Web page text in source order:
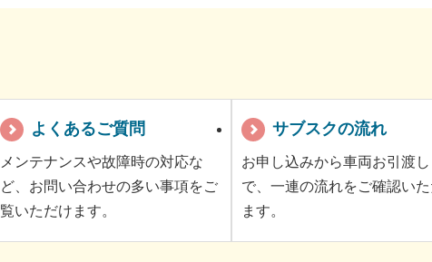
よくあるご質問
メンテナンスや故障時の対応な
ど、お問い合わせの多い事項をご
覧いただけます。
サブスクの流れ
お申し込みから車両お引渡
で、一連の流れをご確認い
ます。